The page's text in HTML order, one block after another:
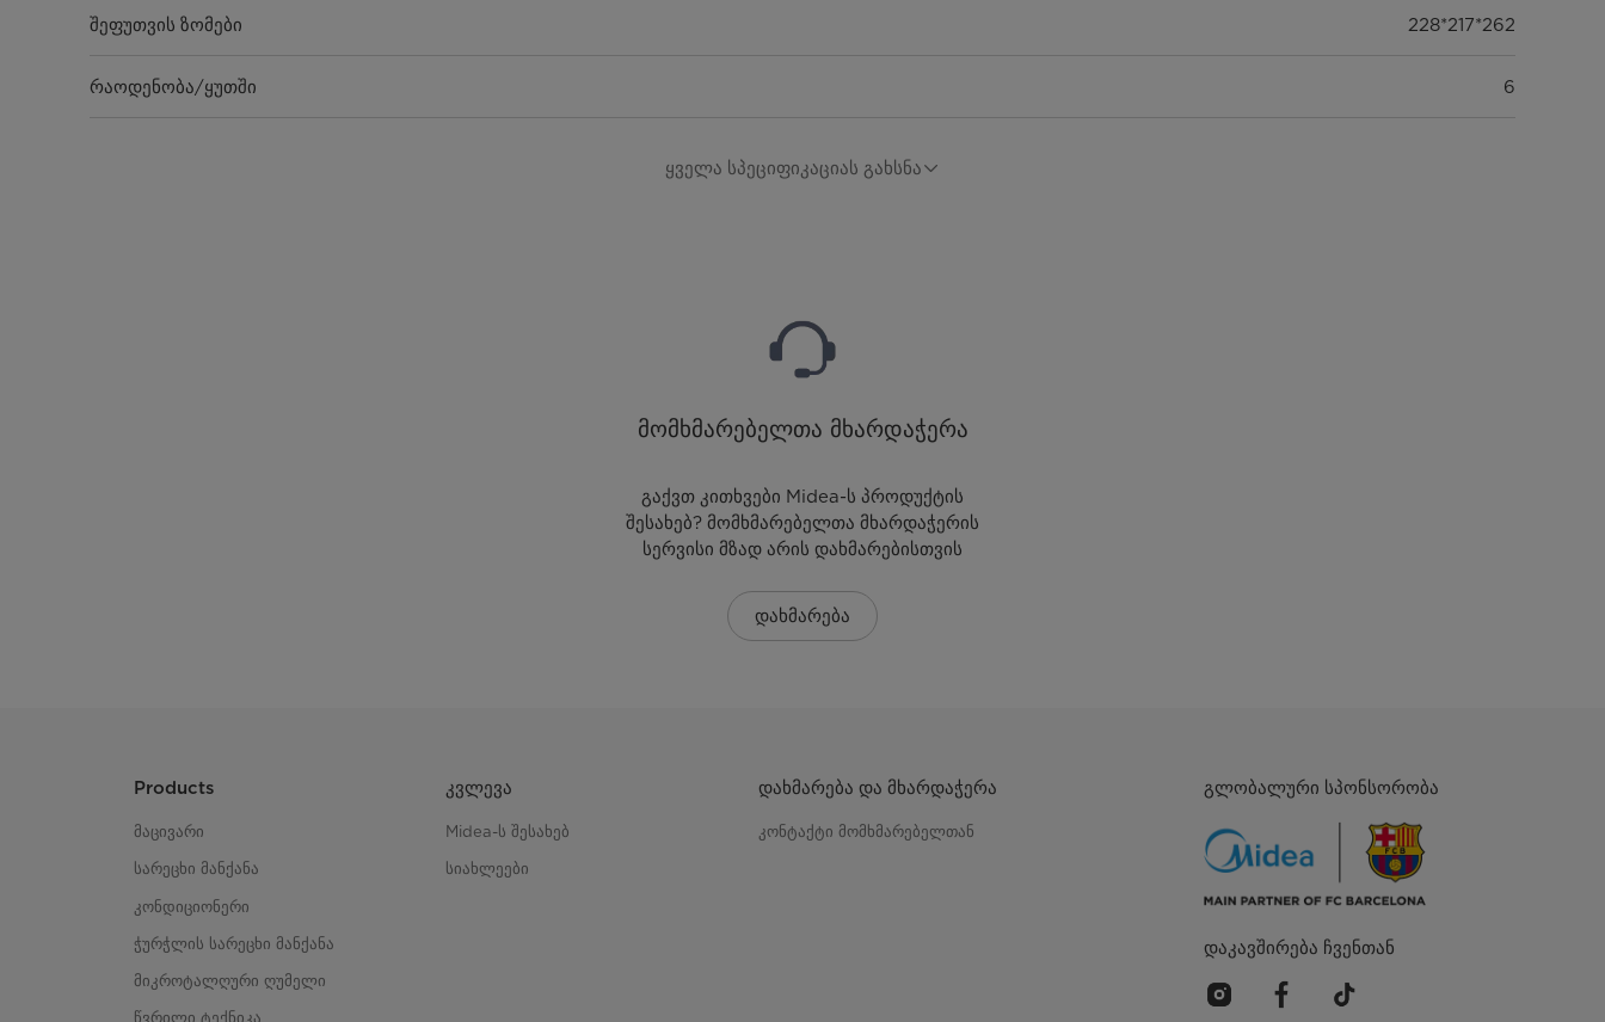
შეფუთვის ზომები 228*217*262
რაოდენობა/ყუთში 6
ყველა სპეციფიკაციას გახსნა
მომხმარებელთა მხარდაჭერა
გაქვთ კითხვები Midea-ს პროდუქტის
შესახებ? მომხმარებელთა მხარდაჭერის
სერვისი მზად არის დახმარებისთვის
დახმარება
Products
მაცივარი
სარეცხი მანქანა
კონდიციონერი
ჭურჭლის სარეცხი მანქანა
მიკროტალღური ღუმელი
წვრილი ტექნიკა
კვლევა
Midea-ს შესახებ
სიახლეები
დახმარება და მხარდაჭერა
კონტაქტი მომხმარებელთან
გლობალური სპონსორობა
დაკავშირება ჩვენთან